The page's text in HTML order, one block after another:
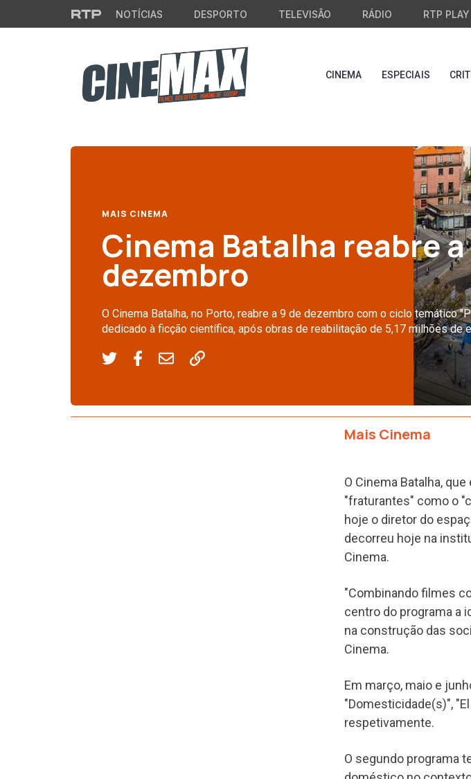
Saltar para o conteúdo principal
NOTÍCIAS DESPORTO TELEVISÃO RÁDIO RTP PLAY
CINEMA ESPECIAIS
MAIS CINEMA
Cinema Batalha reabre a
dezembro
O Cinema Batalha, no Porto, reabre a 9 de dezembro com o ciclo temático
dedicado à ficção científica, após obras de reabilitação de 5,17 milhões de
Mais Cinema
O Cinema Batalha,
"fraturantes" como o
hoje o diretor do
decorreu hoje na
Cinema.
"Combinando filmes
centro do programa a
na construção das
Cinema.
Em março, maio e
"Domesticidade(s)",
respetivamente.
O segundo programa